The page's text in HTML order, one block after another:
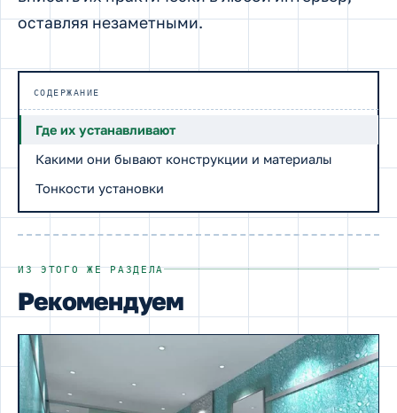
оставляя незаметными.
СОДЕРЖАНИЕ
Где их устанавливают
Какими они бывают конструкции и материалы
Тонкости установки
ИЗ ЭТОГО ЖЕ РАЗДЕЛА
Рекомендуем